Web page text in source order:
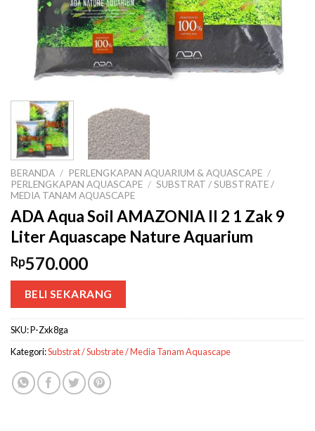
BERANDA / PERLENGKAPAN AQUARIUM & AQUASCAPE /
PERLENGKAPAN AQUASCAPE / SUBSTRAT / SUBSTRATE /
MEDIA TANAM AQUASCAPE
ADA Aqua Soil AMAZONIA II 2 1 Zak 9
Liter Aquascape Nature Aquarium
Rp570.000
BELI SEKARANG
SKU:P-Zxk8ga
Kategori:Substrat / Substrate / Media Tanam Aquascape